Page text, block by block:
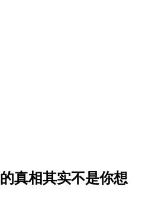
真相其实不是你想